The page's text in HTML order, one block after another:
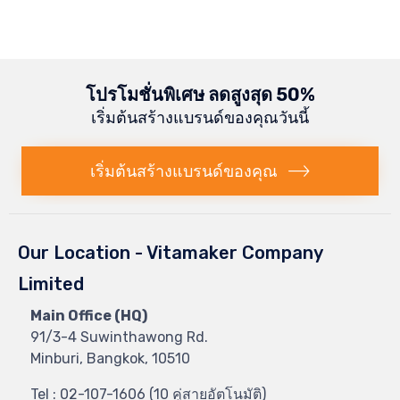
โปรโมชั่นพิเศษ ลดสูงสุด 50%
เริ่มต้นสร้างแบรนด์ของคุณวันนี้
เริ่มต้นสร้างแบรนด์ของคุณ
Our Location - Vitamaker Company
Limited
Main Office (HQ)
91/3-4 Suwinthawong Rd.
Minburi, Bangkok, 10510
Tel : 02-107-1606 (10 คู่สายอัตโนมัติ)